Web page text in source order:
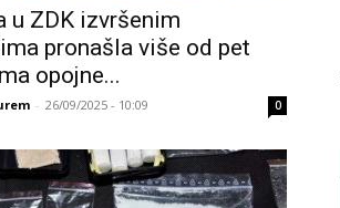
u ZDK izvršenim
pronašla više od pet
opojne...
- 26/09/2025 - 10:09 0